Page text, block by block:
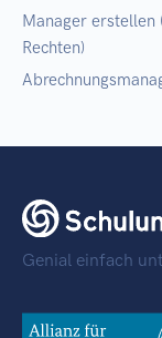
Manager
Rechten)
Genial einfach